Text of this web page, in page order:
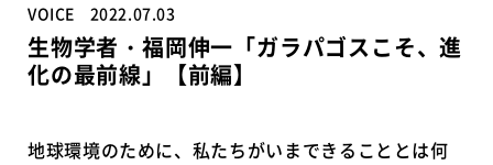
VOICE 2022.07.03
生物学者・福岡伸一「ガラパゴスこそ、進
化の最前線」【前編】
地球環境のために、私たちがいまできることとは何